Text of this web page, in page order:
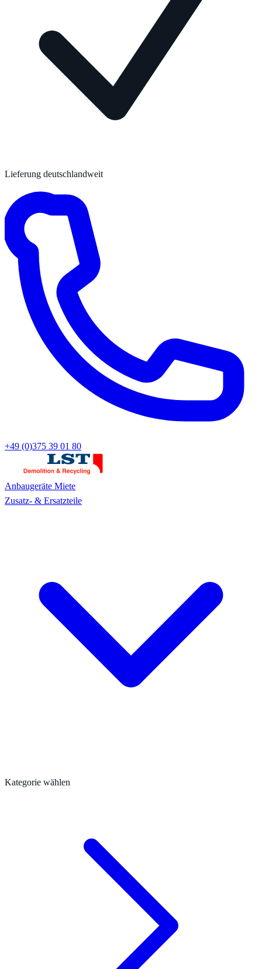
Lieferung deutschlandweit
+49 (0)375 39 01 80
Anbaugeräte Miete
Zusatz- & Ersatzteile
Kategorie wählen